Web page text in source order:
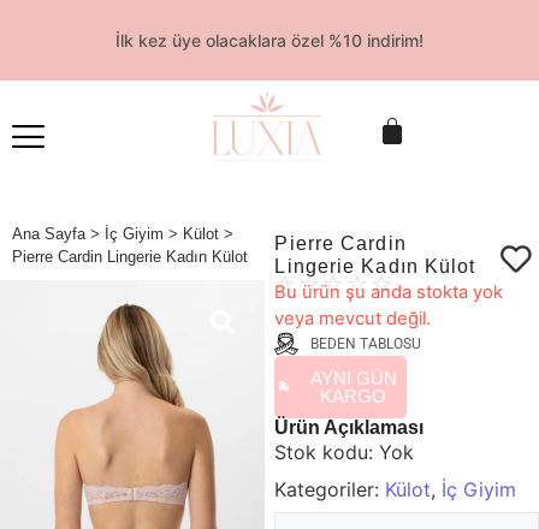
İlk kez üye olacaklara özel %10 indirim!
Ana Sayfa > İç Giyim > Külot >
Pierre Cardin Lingerie Kadın Külot
Pierre Cardin
Lingerie Kadın Külot
☆☆☆ ☆ ☆
Bu ürün şu anda stokta yok
veya mevcut değil.
BEDEN TABLOSU
AYNI GÜN
KARGO
Ürün Açıklaması
Stok kodu:Yok
Kategoriler: Külot, İç Giyim